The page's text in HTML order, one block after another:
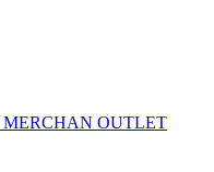
MERCHAN OUTLET